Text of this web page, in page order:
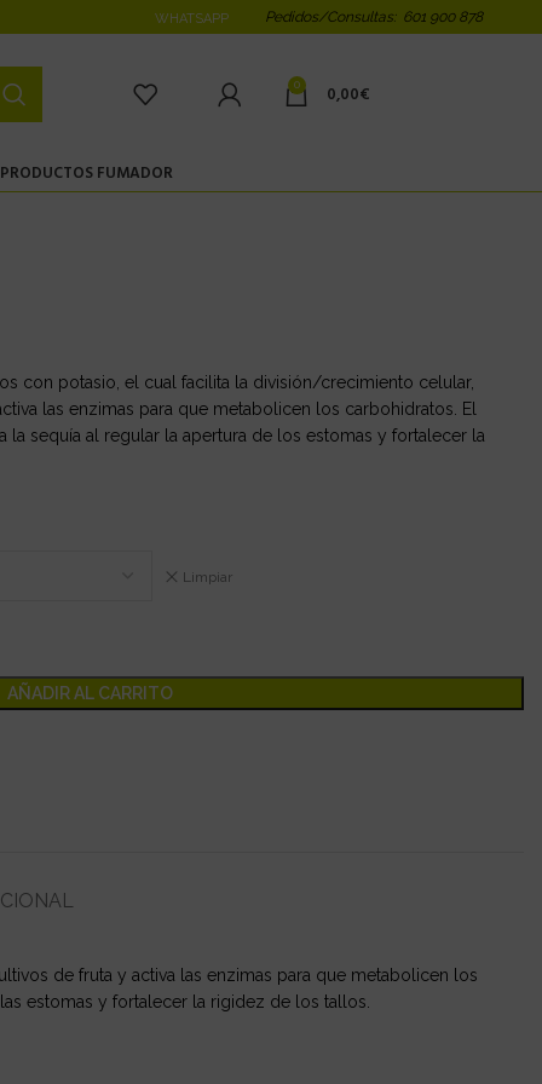
WHATSAPP Pedidos/Consultas: 601 900 878
0 0,00€
PRODUCTOS FUMADOR
con potasio, el cual facilita la división/crecimiento celular,
las enzimas para que metabolicen los carbohidratos. El
la sequía al regular la apertura de los estomas y fortalecer la
Limpiar
AÑADIR AL CARRITO
de fruta y activa las enzimas para que metabolicen los
estomas y fortalecer la rigidez de los tallos.